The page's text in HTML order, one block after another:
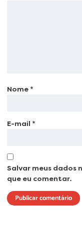
Nome *
E-mail *
Salvar meus dados
que eu comentar.